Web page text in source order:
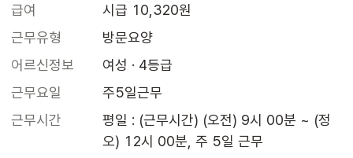
급여
시급 10,320원
근무유형
방문요양
어르신정보
여성 · 4등급
근무요일
주5일근무
근무시간
평일 : (근무시간) (오전) 9시 00분 ~ (정
오) 12시 00분, 주 5일 근무